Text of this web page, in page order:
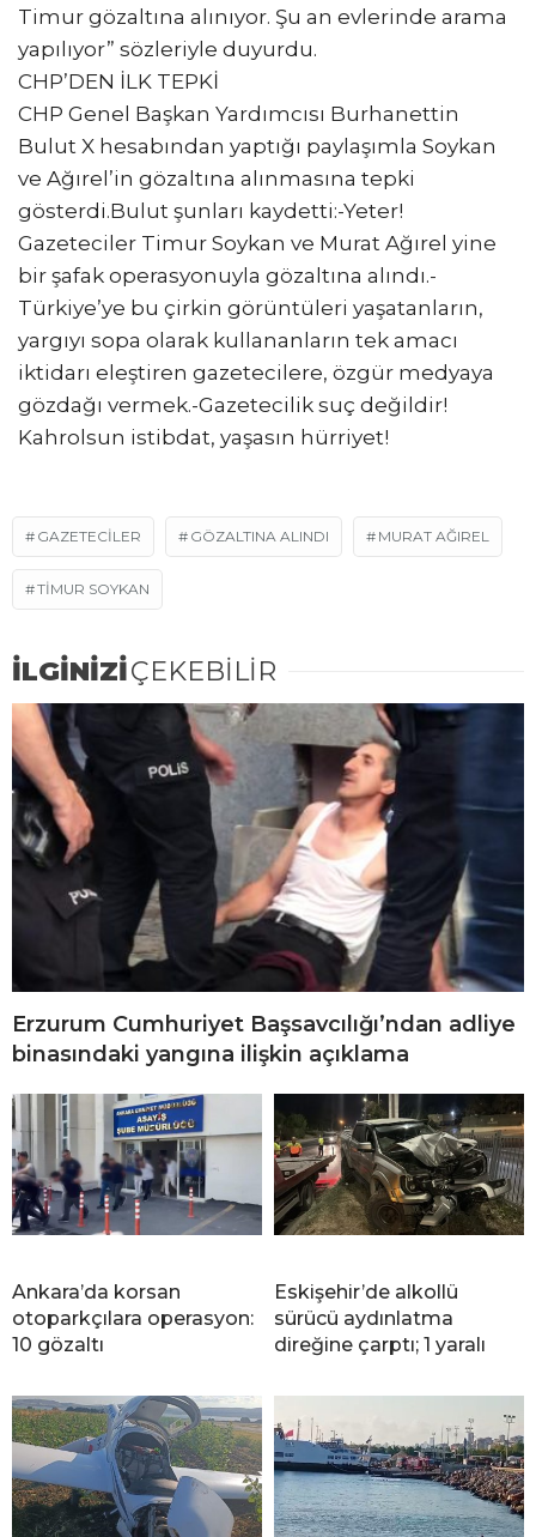
Timur gözaltına alınıyor. Şu an evlerinde arama
yapılıyor” sözleriyle duyurdu.
CHP’DEN İLK TEPKİ
CHP Genel Başkan Yardımcısı Burhanettin
Bulut X hesabından yaptığı paylaşımla Soykan
ve Ağırel’in gözaltına alınmasına tepki
gösterdi.Bulut şunları kaydetti:-Yeter!
Gazeteciler Timur Soykan ve Murat Ağırel yine
bir şafak operasyonuyla gözaltına alındı.-
Türkiye’ye bu çirkin görüntüleri yaşatanların,
yargıyı sopa olarak kullananların tek amacı
iktidarı eleştiren gazetecilere, özgür medyaya
gözdağı vermek.-Gazetecilik suç değildir!
Kahrolsun istibdat, yaşasın hürriyet!
GAZETECILER GÖZALTINA ALINDI MURAT AĞIREL
TIMUR SOYKAN
İLGİNİZİÇEKEBİLİR
Erzurum Cumhuriyet Başsavcılığı’ndan adliye
binasındaki yangına ilişkin açıklama
Ankara’da korsan
otoparkçılara operasyon:
10 gözaltı
Eskişehir’de alkollü
sürücü aydınlatma
direğine çarptı; 1 yaralı